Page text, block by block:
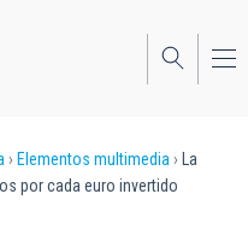
Elementos multimedia
La
por cada euro invertido